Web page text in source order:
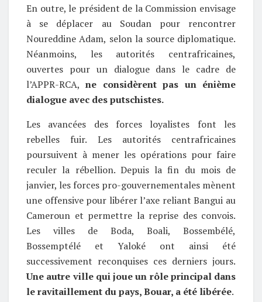
En outre, le président de la Commission envisage
à se déplacer au Soudan pour rencontrer
Noureddine Adam, selon la source diplomatique.
Néanmoins, les autorités centrafricaines,
ouvertes pour un dialogue dans le cadre de
l’APPR-RCA,ne considèrent pas un énième
dialogue avec des putschistes.
Les avancées des forces loyalistes font les
rebelles fuir. Les autorités centrafricaines
poursuivent à mener les opérations pour faire
reculer la rébellion. Depuis la fin du mois de
janvier, les forces pro-gouvernementales mènent
une offensive pour libérer l’axe reliant Bangui au
Cameroun et permettre la reprise des convois.
Les villes de Boda, Boali, Bossembélé,
Bossemptélé et Yaloké ont ainsi été
successivement reconquises ces derniers jours.
Une autre ville qui joue un rôle principal dans
le ravitaillement du pays, Bouar, a été libérée.